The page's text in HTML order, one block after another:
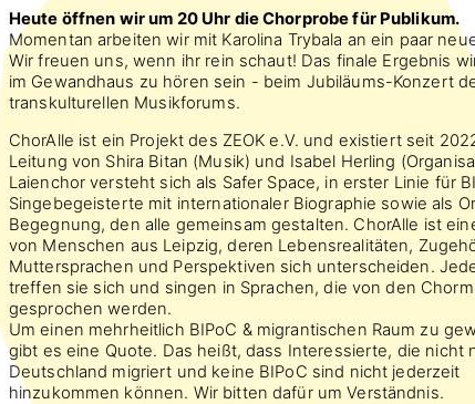
Heute öffnen wir um 20 Uhr die Chorprobe für Publikum.
Momentan arbeiten wir mit Karolina Trybala an ein paar
Wir freuen uns, wenn ihr rein schaut! Das finale Ergebnis
im Gewandhaus zu hören sein - beim Jubiläums-Konzert
transkulturellen Musikforums.
ChorAlle ist ein Projekt des ZEOK e.V. und existiert seit
Leitung von Shira Bitan (Musik) und Isabel Herling
Laienchor versteht sich als Safer Space, in erster Linie für
Singebegeisterte mit internationaler Biographie sowie als
Begegnung, den alle gemeinsam gestalten. ChorAlle ist
von Menschen aus Leipzig, deren Lebensrealitäten,
Muttersprachen und Perspektiven sich unterscheiden.
treffen sie sich und singen in Sprachen, die von den
gesprochen werden.
Um einen mehrheitlich BIPoC & migrantischen Raum zu
gibt es eine Quote. Das heißt, dass Interessierte, die nicht
Deutschland migriert und keine BIPoC sind nicht jederzeit
hinzukommen können. Wir bitten dafür um Verständnis.